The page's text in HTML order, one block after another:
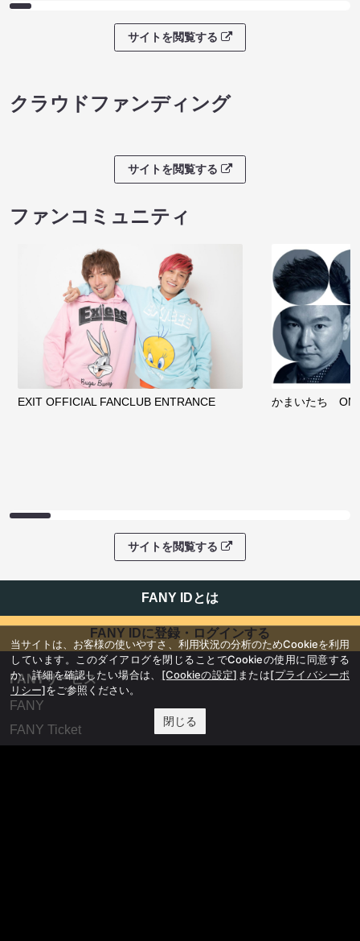
サイトを閲覧する
クラウドファンディング
サイトを閲覧する
ファンコミュニティ
EXIT OFFICIAL FANCLUB ENTRANCE かまいたち
サイトを閲覧する
FANY IDとは
FANY IDに登録・ログインする
FANYサービス
FANY
FANY Ticket
当サイトは、お客様の使いやすさ、利用状況の分析のためCookieを利用
しています。このダイアログを閉じることでCookieの使用に同意する
か、詳細を確認したい場合は、 [Cookieの設定] または[プライバシーポ
リシー]をご参照ください。
閉じる